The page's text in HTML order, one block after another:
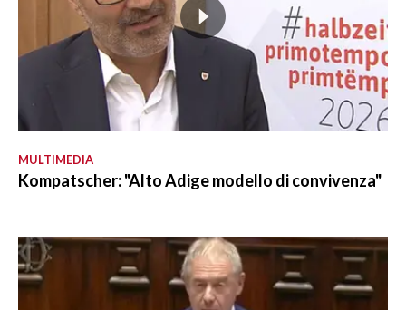
MULTIMEDIA
Kompatscher: "Alto Adige modello di convivenza"